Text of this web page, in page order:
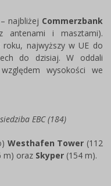
najbliżej Commerzbank
i masztami).
roku, najwyższy w UE do
do dzisiaj. W oddali
wysokości we
EBC (184)
Westhafen Tower (112
m) oraz Skyper (154 m).